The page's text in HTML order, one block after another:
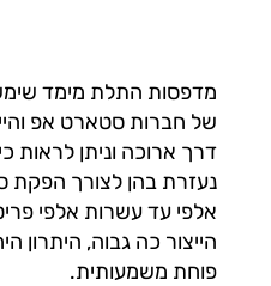
מדפסות התלת מימד
של חברות סטארט אפ
דרך ארוכה וניתן לראות
נעזרת בהן לצורך הפקת
אלפי עד עשרות אלפי
הייצור כה גבוה, היתרון
פוחת משמעותית.